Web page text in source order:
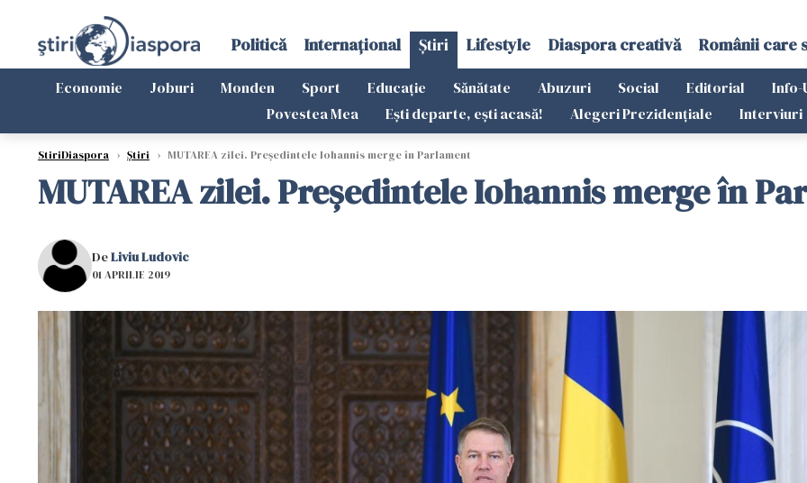
Politică Internațional Știri Lifestyle Diaspora creativă Românii care
Economie Joburi Monden Sport Educație Sănătate Abuzuri Social Editorial Info-
Povestea Mea
Ești departe, ești acasă! Alegeri Prezidențiale Interviuri
StiriDiaspora › Știri › MUTAREA zilei. Președintele Iohannis merge în Parlament
MUTAREA zilei. Președintele Iohannis merge în
DeLiviu Ludovic
01 APRILIE 2019